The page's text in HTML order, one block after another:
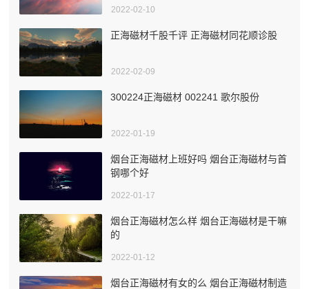
2022-02-10
正海磁材千股千评 正海磁材同花顺诊股
2022-02-09
300224正海磁材 002241 歌尔股份
2022-01-19
烟台正海磁材上班好吗 烟台正海磁材与首
钢哪个好
2022-01-17
烟台正海磁材怎么样 烟台正海磁材是干嘛
的
2022-01-12
烟台正海磁材有女的么 烟台正海磁材制造